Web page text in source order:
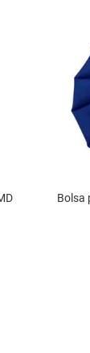
Bolsa